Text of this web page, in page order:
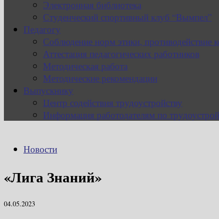
Электронная библиотека
Студенческий спортивный клуб “Вымпел”
Педагогу
Соблюдение норм этики, противодействие
Аттестация педагогических работников
Методическая работа
Методические рекомендации
Выпускнику
Центр содействия трудоустройству
Информация работодателям по
Новости
«Лига Знаний»
04.05.2023